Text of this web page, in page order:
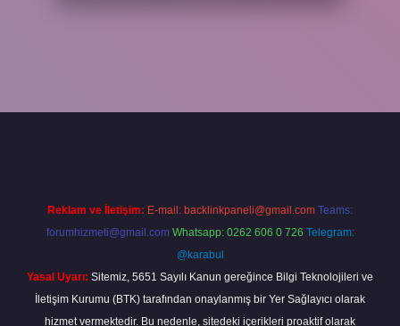
Reklam ve İletişim: E-mail: backlinkpaneli@gmail.com Teams:
forumhizmeti@gmail.com Whatsapp: 0262 606 0 726 Telegram:
@karabul
Yasal Uyarı: Sitemiz, 5651 Sayılı Kanun gereğince Bilgi Teknolojileri ve
İletişim Kurumu (BTK) tarafından onaylanmış bir Yer Sağlayıcı olarak
hizmet vermektedir. Bu nedenle, sitedeki içerikleri proaktif olarak